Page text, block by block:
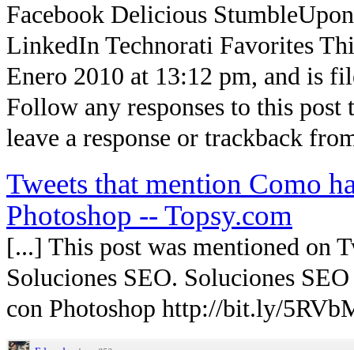
Facebook Delicious
LinkedIn Technorati Favorites
Enero 2010 at 13:12 pm, and is
Follow any responses to this post
leave a response or trackback
Tweets that mention Como
Photoshop -- Topsy.com
[...] This post was mentioned on
Soluciones SEO. Soluciones
con Photoshop http://bit.ly/